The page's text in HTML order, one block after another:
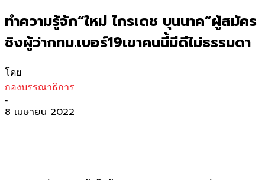
ทำความรู้จัก“ใหม่ ไกรเดช บุนนาค”ผู้สมัคร
ชิงผู้ว่ากทม.เบอร์19เขาคนนี้มีดีไม่ธรรมดา
โดย
กองบรรณาธิการ
-
8 เมษายน 2022